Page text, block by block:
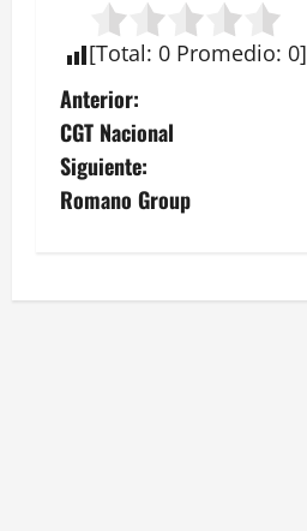
[Total: 0 Promedio: 0]
N
a
v
g
Anterior:
CGT Nacional
Siguiente:
Romano Group